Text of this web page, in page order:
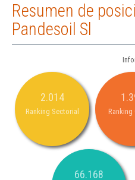
Resumen de
Pandesoil Sl
2.014
Ranking Sectorial Ranking
66.168